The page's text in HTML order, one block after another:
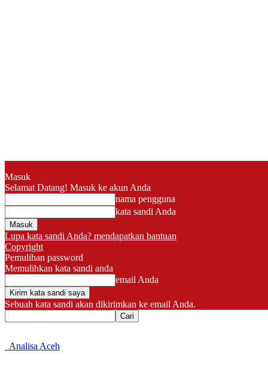
Masuk
Selamat Datang! Masuk ke akun Anda
nama pengguna
kata sandi Anda
Lupa kata sandi Anda? mendapatkan bantuan
Copyright
Pemulihan password
Memulihkan kata sandi anda
email Anda
Sebuah kata sandi akan dikirimkan ke email Anda.
Analisa Aceh